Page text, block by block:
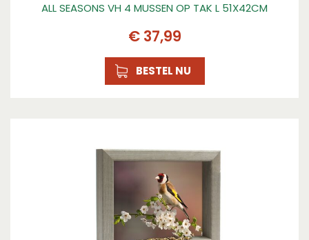
ALL SEASONS VH 4 MUSSEN OP TAK L 51X42CM
€ 37,99
BESTEL NU